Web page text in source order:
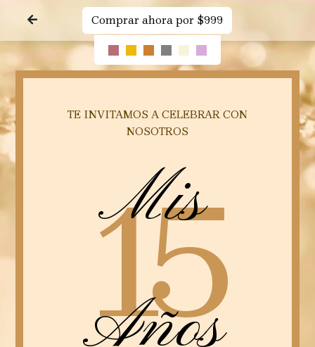
Comprar ahora por $999
TE INVITAMOS A CELEBRAR CON
NOSOTROS
Mis
15
Años